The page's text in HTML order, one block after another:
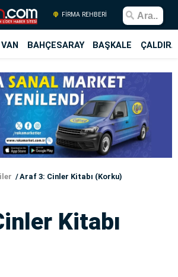
FİRMA REHBERİ
VAN BAHÇESARAY BAŞKALE
Araf 3: Cinler Kitabı (Korku)
Kitabı